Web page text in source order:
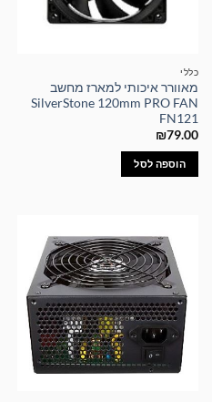
כללי
מאוורר איכותי למארז מחשב
SilverStone 120mm PRO FAN
FN121
₪79.00
הוספה לסל